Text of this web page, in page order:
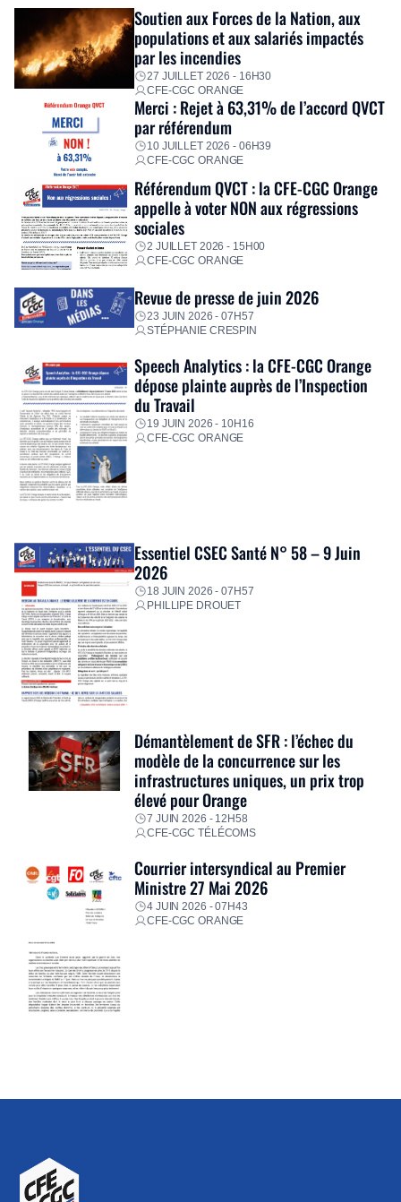
Fidèle à sa mission d’utilité sociale, le Groupe mobilise
immédiatement ses équipes afin de proposer un diagnostic
personnalisé, des aides financières pour faire face aux
premières dépenses, […]
Soutien aux Forces de la Nation, aux
populations et aux salariés impactés
par les incendies
27 JUILLET 2026 - 16H30
CFE-CGC ORANGE
Merci : Rejet à 63,31% de l’accord QVCT
par référendum
10 JUILLET 2026 - 06H39
CFE-CGC ORANGE
Référendum QVCT : la CFE-CGC Orange
appelle à voter NON aux régressions
sociales
2 JUILLET 2026 - 15H00
CFE-CGC ORANGE
Revue de presse de juin 2026
23 JUIN 2026 - 07H57
STÉPHANIE CRESPIN
Speech Analytics : la CFE-CGC Orange
dépose plainte auprès de l’Inspection
du Travail
19 JUIN 2026 - 10H16
CFE-CGC ORANGE
Essentiel CSEC Santé N° 58 – 9 Juin
2026
18 JUIN 2026 - 07H57
PHILLIPE DROUET
Démantèlement de SFR : l’échec du
modèle de la concurrence sur les
infrastructures uniques, un prix trop
élevé pour Orange
7 JUIN 2026 - 12H58
CFE-CGC TÉLÉCOMS
Courrier intersyndical au Premier
Ministre 27 Mai 2026
4 JUIN 2026 - 07H43
CFE-CGC ORANGE